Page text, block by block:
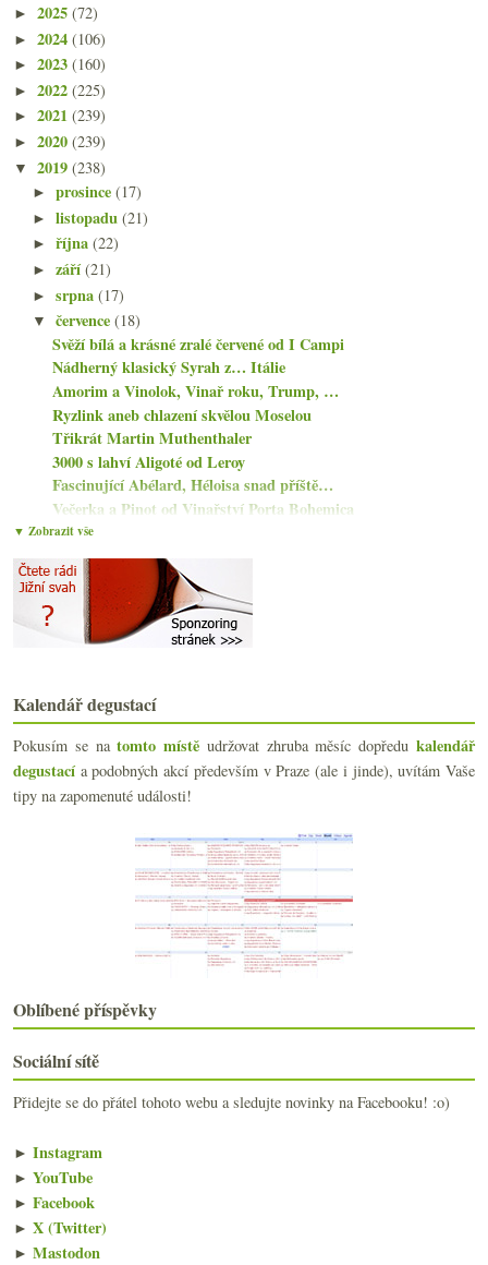
► 2025 (72)
► 2024 (106)
► 2023 (160)
► 2022 (225)
► 2021 (239)
► 2020 (239)
▼ 2019 (238)
►prosince(17)
►listopadu(21)
►října(22)
►září(21)
►srpna(17)
▼července(18)
Svěží bílá a krásné zralé červené od I Campi
Nádherný klasický Syrah z… Itálie
Amorim a Vinolok, Vinař roku, Trump, …
Ryzlink aneb chlazení skvělou Moselou
Třikrát Martin Muthenthaler
3000 s lahví Aligoté od Leroy
Fascinující Abélard, Héloisa snad příště…
Večerka a Pinot od Vinařství Porta Bohemica
Třikrát poctivá (naturální) Itálie
Statistiky ročníku 2018, Montrachet 2016 sedmi vin...
Družstevní Grenache a tasmánský Pinot Noir
P.A.N a Oranž od Jaroslava Osičky
Stávek archivní – Špigle a Bočky 2009
Velmi zajímavá amfora z M&S
Škatulata v Champagne, nejdražší Bordeaux, flexibi...
Milerka a pěstitelské Champagne
4x italské bubliny včetně skvělé Sicílie
►června(20)
►května(21)
►2015(251)
2014(254)
►2013(249)
2012(254)
►2011(252)
2009(249)
2008(270)
2007
▼ Zobrazit vše
Kalendář degustací
Pokusím se natomto místě udržovat zhruba měsíc dopředukalendář
degustacía podobných akcí především v Praze (ale i jinde), uvítám Vaše
tipy na zapomenuté události!
Oblíbené příspěvky
Sociální sítě
Přidejte se do přátel tohoto webu a sledujte novinky na Facebooku! :o)
► Instagram
► YouTube
► Facebook
► X (Twitter)
► Mastodon